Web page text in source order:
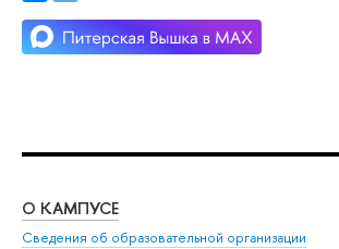
О КАМПУСЕ
Сведения об образовательной организации